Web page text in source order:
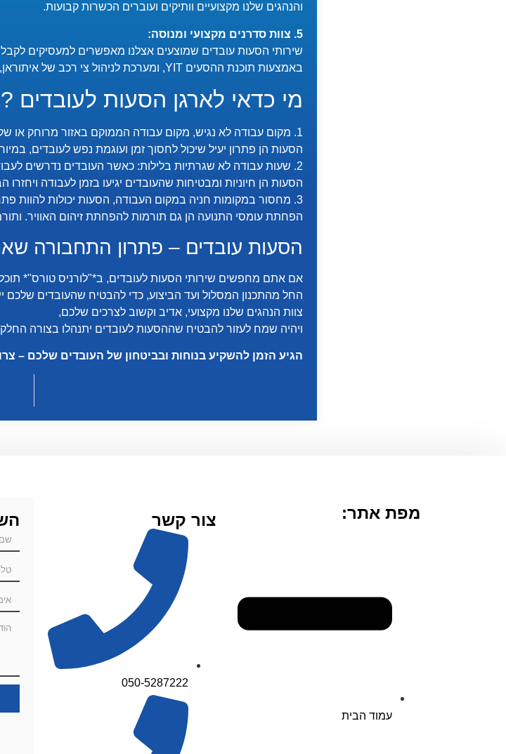
והנהגים שלנו מקצועיים וותיקים ועוברים הכשרות קבועות.
5. צוות סדרנים מקצועי ומנוסה:
שירותי הסעות עובדים שמוצעים אצלנו מאפשרים למעסיקים
באמצעות תוכנת ההסעים YIT, ומערכת לניהול צי רכב של איתוראן, שמנוהלת ע"י צוות סדרנים מקצועי ומנוסה,
מי כדאי לארגן הסעות לעובדים ?
1. מקום עבודה לא נגיש, מקום עבודה הממוקם באזור מרוחק או שקשה להגיע אליו בתחבורה ציבורית,
הסעות הן פתרון יעיל שיכול לחסוך זמן ועוגמת נפש לעובדים,
2. שעות עבודה לא שגרתיות בלילות: כאשר העובדים נדרשים לעבוד בשעות בהן אין תחבורה ציבורית זמינה,
הסעות הן חיוניות ומבטיחות שהעובדים יגיעו בזמן לעבודה
3. מחסור במקומות חניה במקום העבודה, הסעות יכולות להוות פתרון יעיל ועדיף על חיפוש מקום חניה.
הפחתת עומסי התנועה הן גם תורמות להפחתת זיהום האוויר.
הסעות עובדים – פתרון התחבורה
אם אתם מחפשים שירותי הסעות לעובדים, ב*"לורניס טורס"*
החל מהתכנון המסלול ועד הביצוע, כדי להבטיח שהעובדים שלכם
צוות הנהגים שלנו מקצועי, אדיב וקשוב לצרכים שלכם,
ויהיה שמח לעזור להבטיח שההסעות לעובדים יתנהלו בצורה
הגיע הזמן להשקיע בנוחות ובביטחון של העובדים שלכם –
מפת אתר:
עמוד הבית
צור קשר
050-5287222